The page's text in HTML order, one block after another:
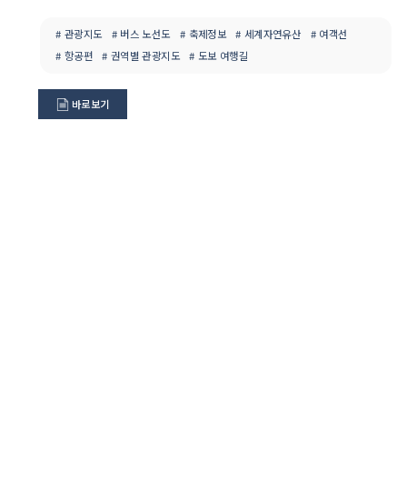
# 관광지도 # 버스 노선도 # 축제정보 # 세계자연유산
# 여객선
# 항공편
# 권역별 관광지도 # 도보 여행길
바로보기